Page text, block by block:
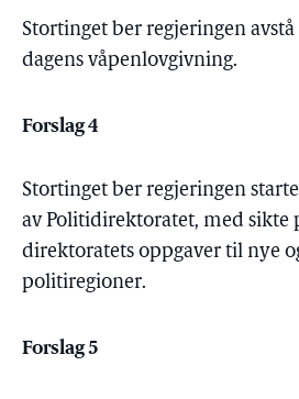
Stortinget ber regjeringen
dagens våpenlovgivning.
Forslag 4
Stortinget ber regjeringen
av Politidirektoratet, med sikte
direktoratets oppgaver til nye
politiregioner.
Forslag 5